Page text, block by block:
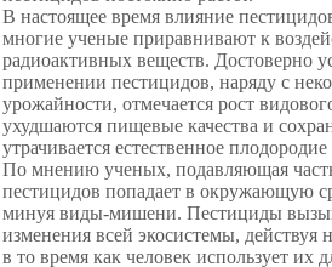
В настоящее время влияние
многие ученые приравнивают к
радиоактивных веществ. Достоверно
применении пестицидов, наряду с
урожайности, отмечается рост
ухудшаются пищевые качества и
утрачивается естественное плодородие
По мнению ученых, подавляющая
пестицидов попадает в окружающую
минуя виды-мишени. Пестициды
изменения всей экосистемы, действуя
в то время как человек использует их